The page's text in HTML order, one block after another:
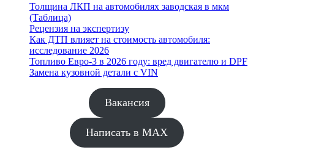
Толщина ЛКП на автомобилях заводская в мкм
(Таблица)
Рецензия на экспертизу
Как ДТП влияет на стоимость автомобиля:
исследование 2026
Топливо Евро-3 в 2026 году: вред двигателю и DPF
Замена кузовной детали с VIN
Вакансия
Написать в MAX